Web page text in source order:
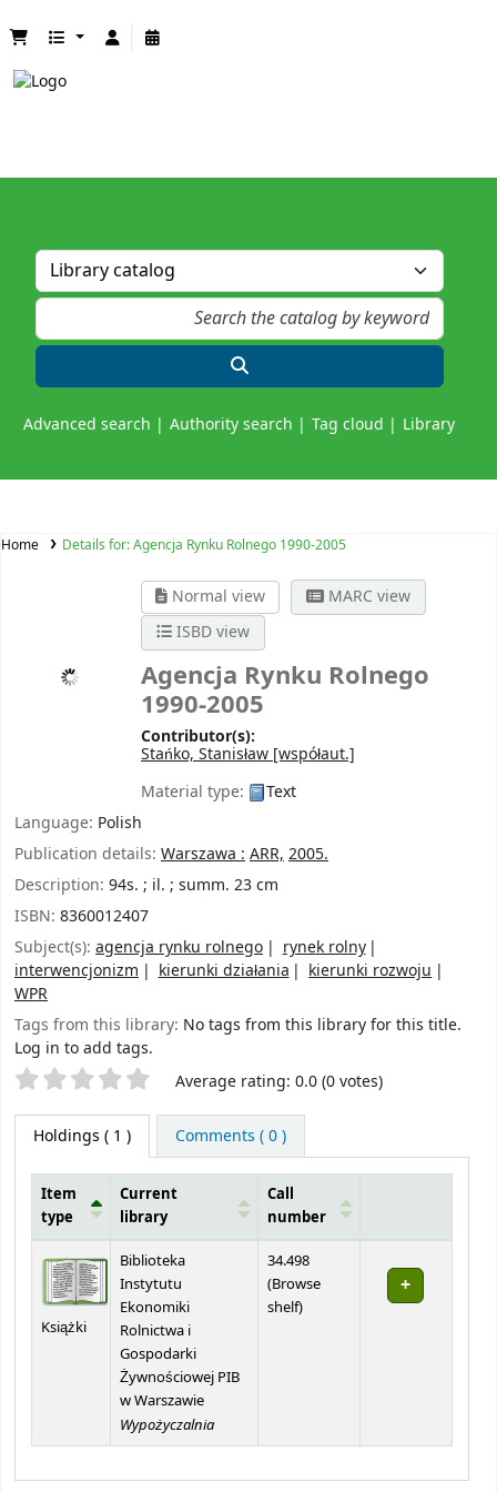
Advanced search Authority search Tag cloud Library
Home Details for:Agencja Rynku Rolnego 1990-2005
Normal view
MARC view
ISBD view
Agencja Rynku Rolnego
1990-2005
Contributor(s):
Stańko, Stanisław [współaut.]
Material type:
Text
Language: Polish
Publication details: Warszawa : ARR, 2005.
Description: 94s. ; il. ; summ. 23 cm
ISBN: 8360012407
Subject(s): agencja rynku rolnego
rynek rolny
interwencjonizm
kierunki działania
kierunki rozwoju
WPR
Tags from this library: No tags from this library for this title.
Log in to add tags.
Star ratings Average rating: 0.0 (0 votes)
Holdings ( 1 ) Comments ( 0 )
Item
type
Current
library
Call
number
Książki
Biblioteka
Instytutu
Ekonomiki
Rolnictwa i
Gospodarki
Żywnościowej PIB
w Warszawie
Wypożyczalnia
34.498
(Browse
shelf(Opens below)
)